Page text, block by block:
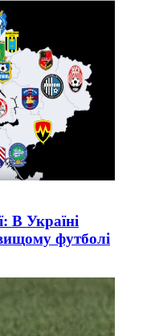
В Україні
футболі